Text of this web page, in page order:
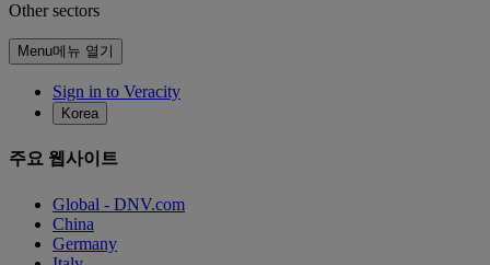
Other sectors
Menu메뉴 열기
Sign in to Veracity
Korea
주요 웹사이트
Global - DNV.com
China
Germany